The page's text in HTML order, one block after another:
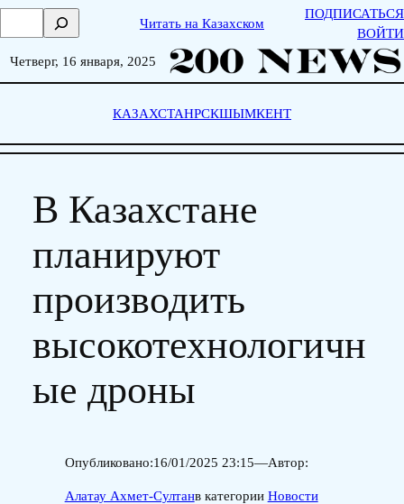
Skip
о
Читать на Казахском
ПОДПИСАТЬСЯ
ВОЙТИ
Четверг, 16 января, 2025
КАЗАХСТАНРСКШЫМКЕНТ
В Казахстане
планируют
производить
высокотехнологичн
ые дроны
Опубликовано:16/01/2025 23:15—Автор:
Алатау Ахмет-Султанв категории Новости